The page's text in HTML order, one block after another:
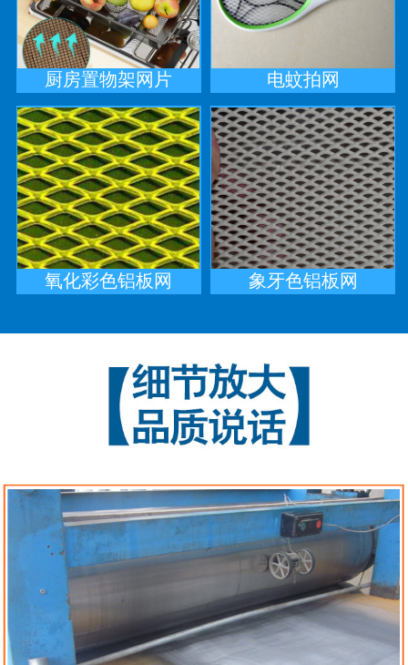
厨房置物架网片 电蚊拍网
氧化彩色铝板网 象牙色铝板网